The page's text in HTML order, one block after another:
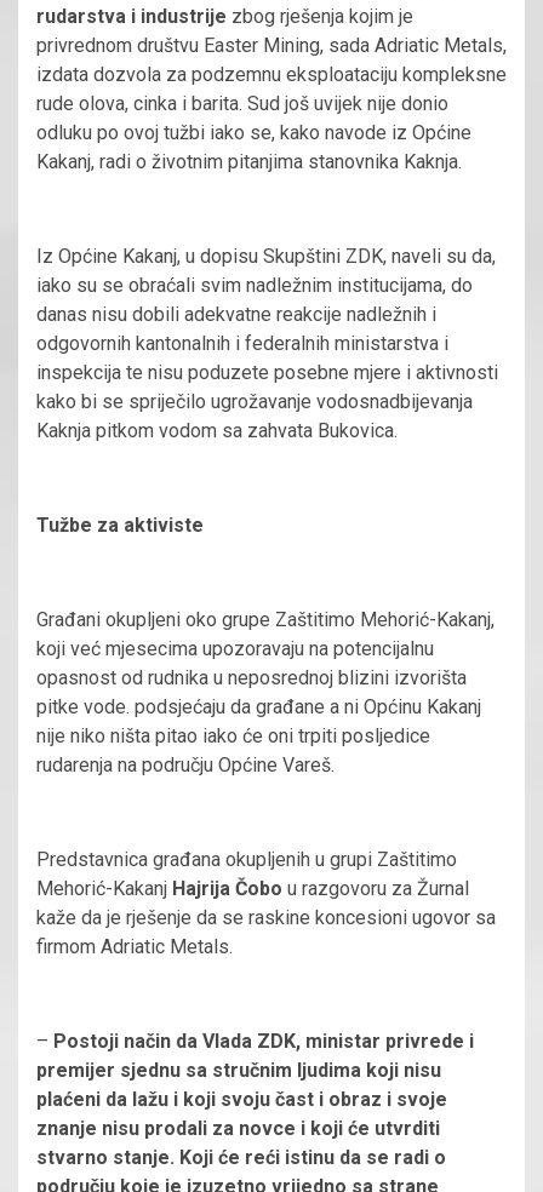
rudarstva i industrije zbog rješenja kojim je
privrednom društvu Easter Mining, sada Adriatic Metals,
izdata dozvola za podzemnu eksploataciju kompleksne
rude olova, cinka i barita. Sud još uvijek nije donio
odluku po ovoj tužbi iako se, kako navode iz Općine
Kakanj, radi o životnim pitanjima stanovnika Kaknja.
Iz Općine Kakanj, u dopisu Skupštini ZDK, naveli su da,
iako su se obraćali svim nadležnim institucijama, do
danas nisu dobili adekvatne reakcije nadležnih i
odgovornih kantonalnih i federalnih ministarstva i
inspekcija te nisu poduzete posebne mjere i aktivnosti
kako bi se spriječilo ugrožavanje vodosnadbijevanja
Kaknja pitkom vodom sa zahvata Bukovica.
Tužbe za aktiviste
Građani okupljeni oko grupe Zaštitimo Mehorić-Kakanj,
koji već mjesecima upozoravaju na potencijalnu
opasnost od rudnika u neposrednoj blizini izvorišta
pitke vode. podsjećaju da građane a ni Općinu Kakanj
nije niko ništa pitao iako će oni trpiti posljedice
rudarenja na području Općine Vareš.
Predstavnica građana okupljenih u grupi Zaštitimo
Mehorić-Kakanj Hajrija Čobo u razgovoru za Žurnal
kaže da je rješenje da se raskine koncesioni ugovor sa
firmom Adriatic Metals.
– Postoji način da Vlada ZDK, ministar privrede i
premijer sjednu sa stručnim ljudima koji nisu
plaćeni da lažu i koji svoju čast i obraz i svoje
znanje nisu prodali za novce i koji će utvrditi
stvarno stanje. Koji će reći istinu da se radi o
području koje je izuzetno vrijedno sa strane